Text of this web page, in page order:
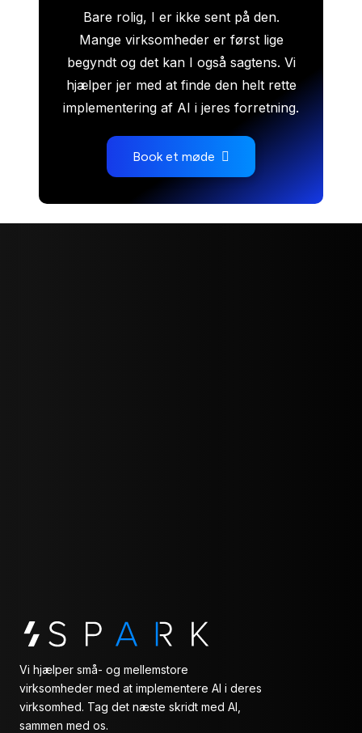
Bare rolig, I er ikke sent på den.
Mange virksomheder er først lige
begyndt og det kan I også sagtens. Vi
hjælper jer med at finde den helt rette
implementering af AI i jeres forretning.
Book et møde
Vi hjælper små- og mellemstore
virksomheder med at implementere AI i deres
virksomhed. Tag det næste skridt med AI,
sammen med os.